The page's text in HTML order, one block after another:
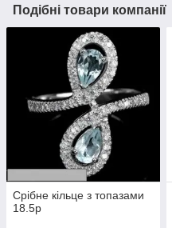
Подібні товари компанії
Срібне кільце з топазами
18.5p